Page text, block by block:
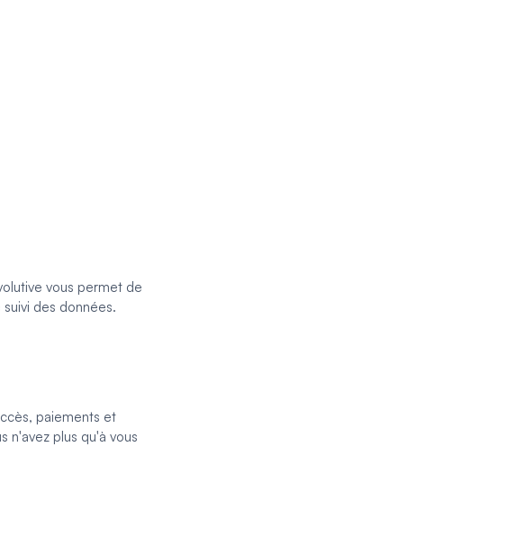
vous permet de
des données.
paiements et
n'avez plus qu'à vous